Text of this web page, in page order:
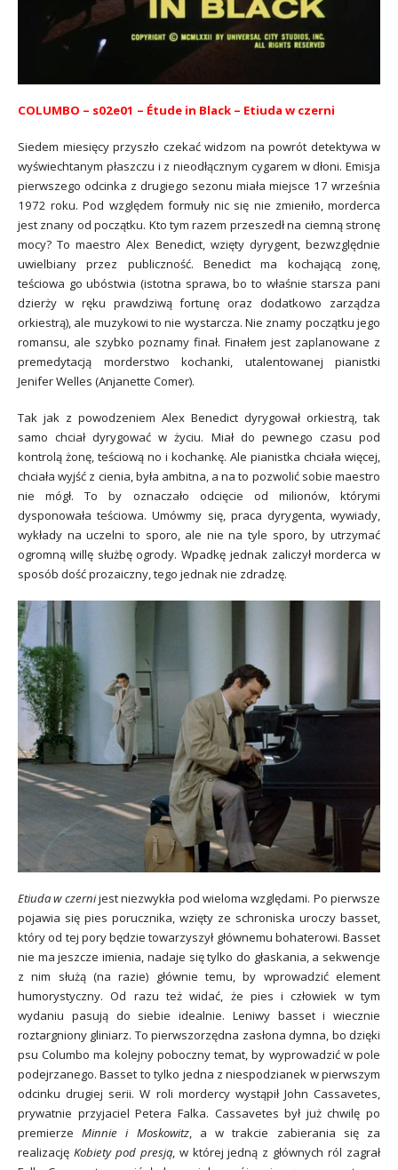
COLUMBO – s02e01 – Étude in Black – Etiuda w czerni
Siedem miesięcy przyszło czekać widzom na powrót detektywa w
wyświechtanym płaszczu i z nieodłącznym cygarem w dłoni. Emisja
pierwszego odcinka z drugiego sezonu miała miejsce 17 września
1972 roku. Pod względem formuły nic się nie zmieniło, morderca
jest znany od początku. Kto tym razem przeszedł na ciemną stronę
mocy? To maestro Alex Benedict, wzięty dyrygent, bezwzględnie
uwielbiany przez publiczność. Benedict ma kochającą zonę,
teściowa go ubóstwia (istotna sprawa, bo to właśnie starsza pani
dzierży w ręku prawdziwą fortunę oraz dodatkowo zarządza
orkiestrą), ale muzykowi to nie wystarcza. Nie znamy początku jego
romansu, ale szybko poznamy finał. Finałem jest zaplanowane z
premedytacją morderstwo kochanki, utalentowanej pianistki
Jenifer Welles (Anjanette Comer).
Tak jak z powodzeniem Alex Benedict dyrygował orkiestrą, tak
samo chciał dyrygować w życiu. Miał do pewnego czasu pod
kontrolą żonę, teściową no i kochankę. Ale pianistka chciała więcej,
chciała wyjść z cienia, była ambitna, a na to pozwolić sobie maestro
nie mógł. To by oznaczało odcięcie od milionów, którymi
dysponowała teściowa. Umówmy się, praca dyrygenta, wywiady,
wykłady na uczelni to sporo, ale nie na tyle sporo, by utrzymać
ogromną willę służbę ogrody. Wpadkę jednak zaliczył morderca w
sposób dość prozaiczny, tego jednak nie zdradzę.
Etiuda w czernijest niezwykła pod wieloma względami. Po pierwsze
pojawia się pies porucznika, wzięty ze schroniska uroczy basset,
który od tej pory będzie towarzyszył głównemu bohaterowi. Basset
nie ma jeszcze imienia, nadaje się tylko do głaskania, a sekwencje
z nim służą (na razie) głównie temu, by wprowadzić element
humorystyczny. Od razu też widać, że pies i człowiek w tym
wydaniu pasują do siebie idealnie. Leniwy basset i wiecznie
roztargniony gliniarz. To pierwszorzędna zasłona dymna, bo dzięki
psu Columbo ma kolejny poboczny temat, by wyprowadzić w pole
podejrzanego. Basset to tylko jedna z niespodzianek w pierwszym
odcinku drugiej serii. W roli mordercy wystąpił John Cassavetes,
prywatnie przyjaciel Petera Falka. Cassavetes był już chwilę po
premierzeMinnie i Moskowitz, a w trakcie zabierania się za
realizację Kobiety pod presją, w której jedną z głównych ról zagrał